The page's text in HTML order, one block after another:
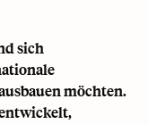
sich
möchten.